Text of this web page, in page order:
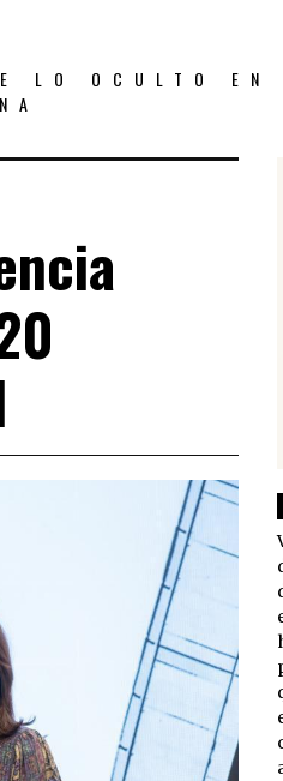
LO OCULTO EN